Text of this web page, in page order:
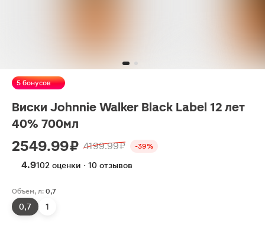
5 бонусов
Виски Johnnie Walker Black Label 12 лет
40% 700мл
2549.99 ₽ 4199.99 ₽ -39%
4.9102 оценки · 10 отзывов
Объем, л: 0,7
0,7 1